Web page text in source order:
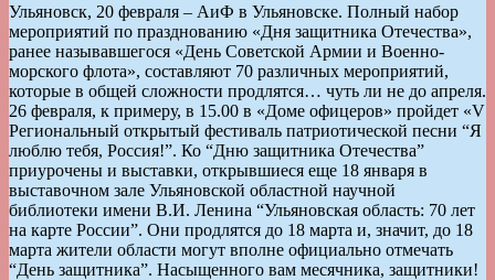
Ульяновск, 20 февраля – АиФ в Ульяновске. Полный набор
мероприятий по празднованию «Дня защитника Отечества»,
ранее называвшегося «День Советской Армии и Военно-
морского флота», составляют 70 различных мероприятий,
которые в общей сложности продлятся… чуть ли не до апреля.
26 февраля, к примеру, в 15.00 в «Доме офицеров» пройдет «V
Региональный открытый фестиваль патриотической песни “Я
люблю тебя, Россия!”. Ко “Дню защитника Отечества”
приурочены и выставки, открывшиеся еще 18 января в
выставочном зале Ульяновской областной научной
библиотеки имени В.И. Ленина “Ульяновская область: 70 лет
на карте России”. Они продлятся до 18 марта и, значит, до 18
марта жители области могут вполне официально отмечать
“День защитника”. Насыщенного вам месячника, защитники!